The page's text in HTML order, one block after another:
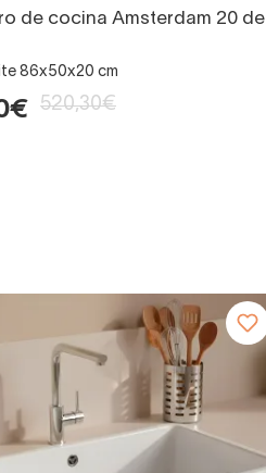
de cocina Amsterdam 20 de
86x50x20 cm
520,30€